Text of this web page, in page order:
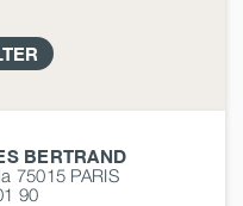
BERTRAND
75015 PARIS
90